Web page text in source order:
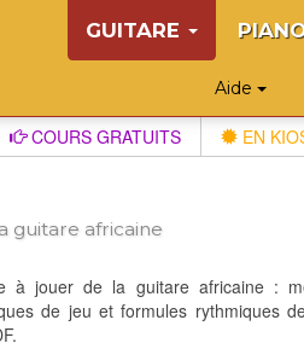
GUITARE
Aide
COURS GRATUITS EN
guitare africaine
à jouer de la guitare africaine :
de jeu et formules rythmiques